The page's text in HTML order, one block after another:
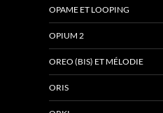
OPAME ET LOOPING
OPIUM 2
OREO (BIS) ET MÉLODIE
ORIS